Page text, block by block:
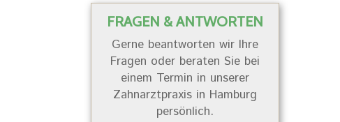
FRAGEN & ANTWORTEN
Gerne beantworten wir Ihre
Fragen oder beraten Sie bei
einem Termin in unserer
Zahnarztpraxis in Hamburg
persönlich.